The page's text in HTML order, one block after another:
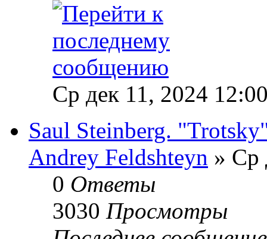
Ср дек 11, 2024
Saul Steinberg.
Andrey Feldshteyn » Ср
0 Ответы
3030 Просмотры